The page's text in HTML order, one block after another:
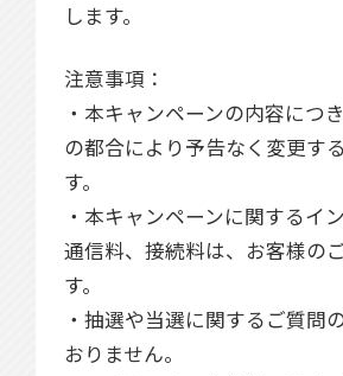
します。
注意事項：
・本キャンペーンの内容につ
の都合により予告なく変更す
す。
・本キャンペーンに関するイ
通信料、接続料は、お客様の
す。
・抽選や当選に関するご質問
おりません。